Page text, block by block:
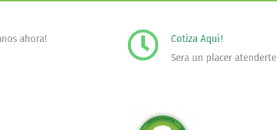
ahora!
Cotiza Aquí!
Sera un placer atenderte